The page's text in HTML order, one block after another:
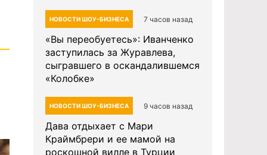
НОВОСТИ ШОУ-БИЗНЕСА 7 часов назад
«Вы переобуетесь»: Иванченко
заступилась за Журавлева,
сыгравшего в оскандалившемся
«Колобке»
НОВОСТИ ШОУ-БИЗНЕСА 9 часов назад
Дава отдыхает с Мари
Краймбрери и ее мамой на
роскошной вилле в Турции